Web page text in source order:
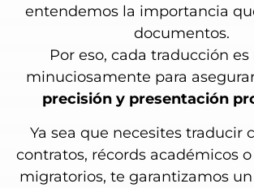
entendemos la importancia
documentos.
Por eso, cada traducción es
minuciosamente para
precisión y presentación
Ya sea que necesites traducir
contratos, récords académicos
migratorios, te garantizamos